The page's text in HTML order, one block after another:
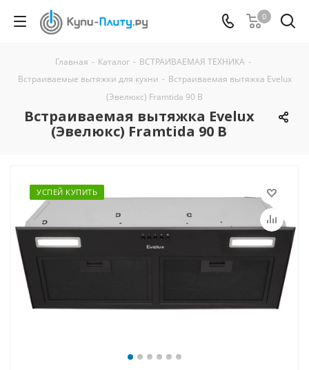
0
Главная - Каталог - ВСТРАИВАЕМАЯ ТЕХНИКА -
Встраиваемые вытяжки для кухни - Встраиваемая вытяжка Evelux
(Эвелюкс) Framtida 90 B
Встраиваемая вытяжка Evelux
(Эвелюкс) Framtida 90 B
УСПЕЙ КУПИТЬ